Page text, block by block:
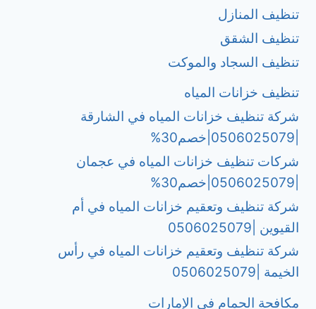
تنظيف المنازل
تنظيف الشقق
تنظيف السجاد والموكت
تنظيف خزانات المياه
شركة تنظيف خزانات المياه في الشارقة
شركات تنظيف خزانات المياه في عجمان
شركة تنظيف وتعقيم خزانات المياه في أم
القيوين |0506025079
شركة تنظيف وتعقيم خزانات المياه في رأس
الخيمة |0506025079
مكافحة الحمام في الإمارات